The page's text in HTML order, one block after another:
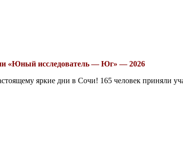
«Юный исследователь — Юг» — 2026
яркие дни в Сочи! 165 человек приняли